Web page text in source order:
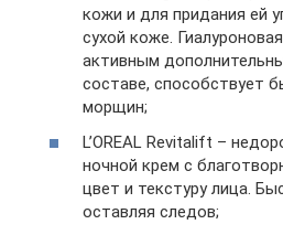
кожи и для придания ей
сухой коже.
активным
составе, способствует
морщин;
L’OREAL Revitalift –
ночной крем с
цвет и текстуру лица.
оставляя следов;